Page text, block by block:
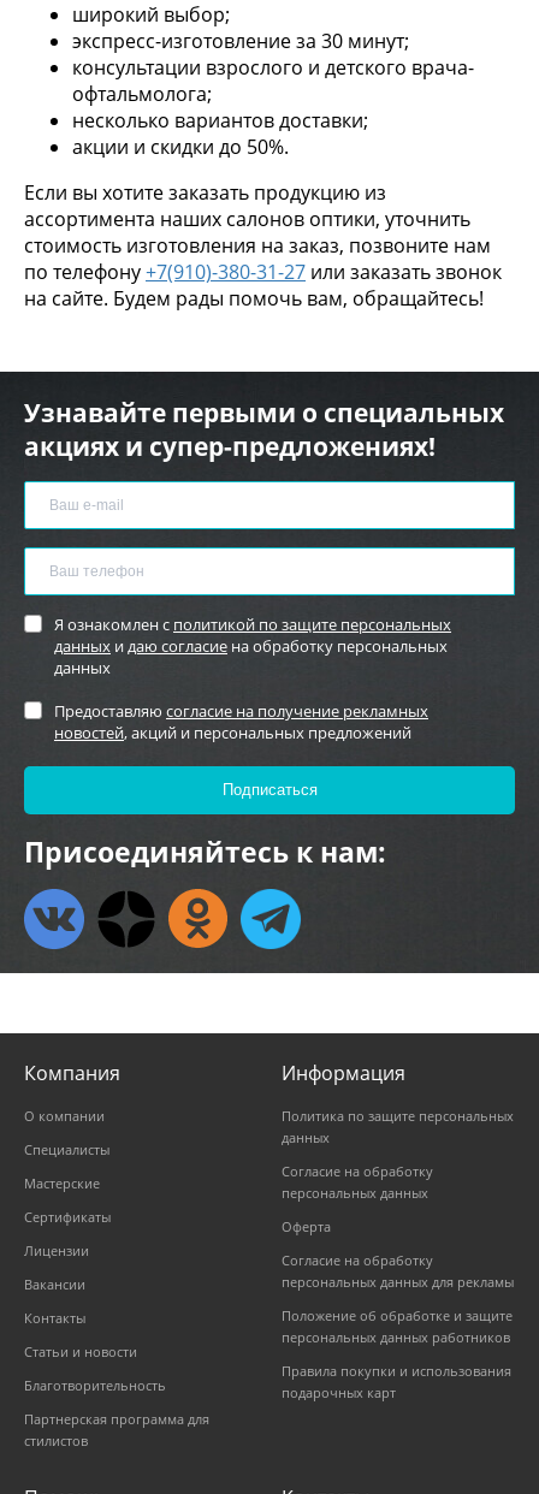
широкий выбор;
экспресс-изготовление за 30 минут;
консультации взрослого и детского врача-
офтальмолога;
несколько вариантов доставки;
акции и скидки до 50%.
Если вы хотите заказать продукцию из
ассортимента наших салонов оптики, уточнить
стоимость изготовления на заказ, позвоните нам
по телефону+7(910)-380-31-27 или заказать звонок
на сайте. Будем рады помочь вам, обращайтесь!
Узнавайте первыми о специальных
акциях и супер-предложениях!
Я ознакомлен с политикой по защите персональных
данных идаю согласие на обработку персональных
данных
Предоставляю согласие на получение рекламных
новостей, акций и персональных предложений
Присоединяйтесь к нам:
Компания
О компании
Специалисты
Мастерские
Сертификаты
Лицензии
Вакансии
Контакты
Статьи и новости
Благотворительность
Партнерская программа для
стилистов
Информация
Политика по защите персональных
данных
Согласие на обработку
персональных данных
Оферта
Согласие на обработку
персональных данных для рекламы
Положение об обработке и защите
персональных данных работников
Правила покупки и использования
подарочных карт